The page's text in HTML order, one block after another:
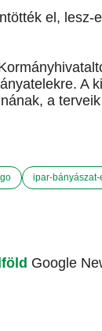
el, lesz-
A
a
ipar-
Google